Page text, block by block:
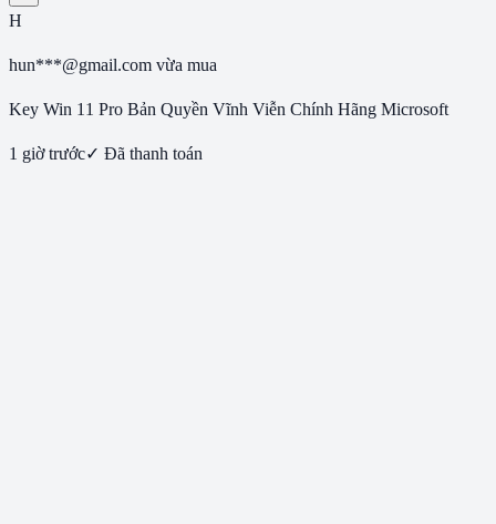
H
hun***@gmail.com vừa mua
Key Win 11 Pro Bản Quyền Vĩnh Viễn Chính Hãng Microsoft
1 giờ trước✓ Đã thanh toán